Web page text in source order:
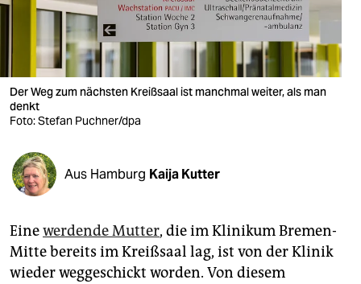
wahrheit
verlag
verlag
veranstaltungen
fragen & hilfe
abo
genossenschaft
Der Weg zum nächsten Kreißsaal ist manchmal weiter, als man
denkt
Foto: Stefan Puchner/dpa
Aus Hamburg Kaija Kutter
Einewerdende Mutter, die im Klinikum Bremen-
Mitte bereits im Kreißsaal lag, ist von der Klinik
wieder weggeschickt worden. Von diesem